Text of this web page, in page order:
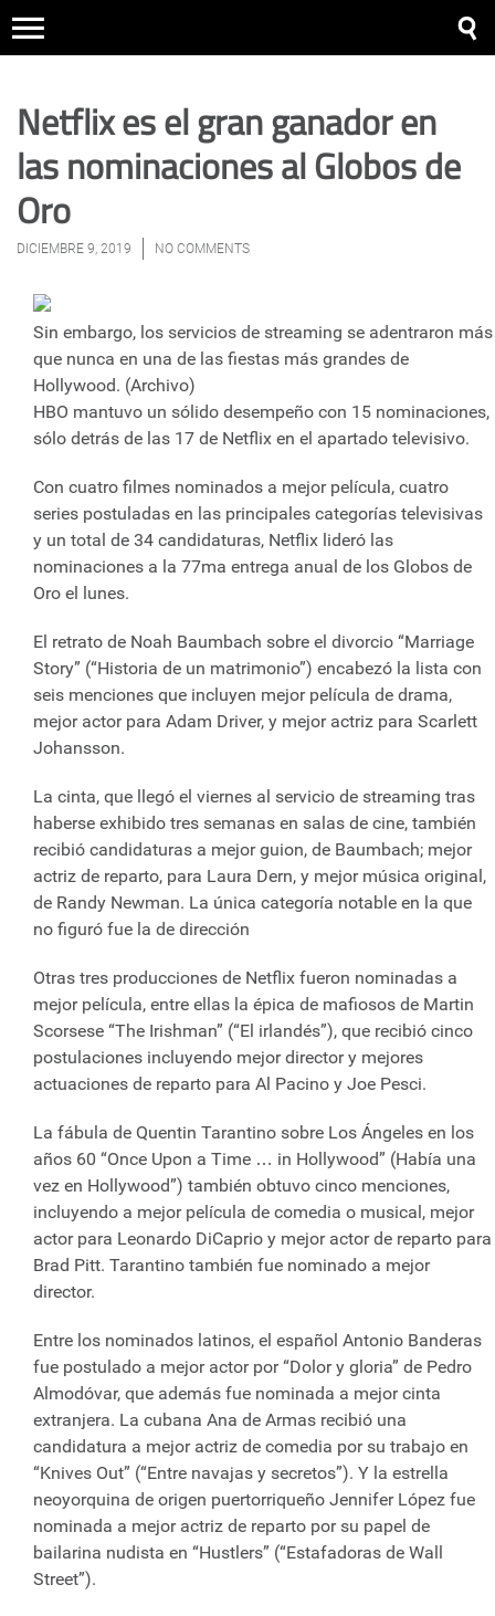
Netflix es el gran ganador en
las nominaciones al Globos de
Oro
DICIEMBRE 9, 2019 NO COMMENTS
Sin embargo, los servicios de streaming se adentraron más
que nunca en una de las fiestas más grandes de
Hollywood. (Archivo)
HBO mantuvo un sólido desempeño con 15 nominaciones,
sólo detrás de las 17 de Netflix en el apartado televisivo.
Con cuatro filmes nominados a mejor película, cuatro
series postuladas en las principales categorías televisivas
y un total de 34 candidaturas, Netflix lideró las
nominaciones a la 77ma entrega anual de los Globos de
Oro el lunes.
El retrato de Noah Baumbach sobre el divorcio “Marriage
Story” (“Historia de un matrimonio”) encabezó la lista con
seis menciones que incluyen mejor película de drama,
mejor actor para Adam Driver, y mejor actriz para Scarlett
Johansson.
La cinta, que llegó el viernes al servicio de streaming tras
haberse exhibido tres semanas en salas de cine, también
recibió candidaturas a mejor guion, de Baumbach; mejor
actriz de reparto, para Laura Dern, y mejor música original,
de Randy Newman. La única categoría notable en la que
no figuró fue la de dirección
Otras tres producciones de Netflix fueron nominadas a
mejor película, entre ellas la épica de mafiosos de Martin
Scorsese “The Irishman” (“El irlandés”), que recibió cinco
postulaciones incluyendo mejor director y mejores
actuaciones de reparto para Al Pacino y Joe Pesci.
La fábula de Quentin Tarantino sobre Los Ángeles en los
años 60 “Once Upon a Time … in Hollywood” (Había una
vez en Hollywood”) también obtuvo cinco menciones,
incluyendo a mejor película de comedia o musical, mejor
actor para Leonardo DiCaprio y mejor actor de reparto para
Brad Pitt. Tarantino también fue nominado a mejor
director.
Entre los nominados latinos, el español Antonio Banderas
fue postulado a mejor actor por “Dolor y gloria” de Pedro
Almodóvar, que además fue nominada a mejor cinta
extranjera. La cubana Ana de Armas recibió una
candidatura a mejor actriz de comedia por su trabajo en
“Knives Out” (“Entre navajas y secretos”). Y la estrella
neoyorquina de origen puertorriqueño Jennifer López fue
nominada a mejor actriz de reparto por su papel de
bailarina nudista en “Hustlers” (“Estafadoras de Wall
Street”).